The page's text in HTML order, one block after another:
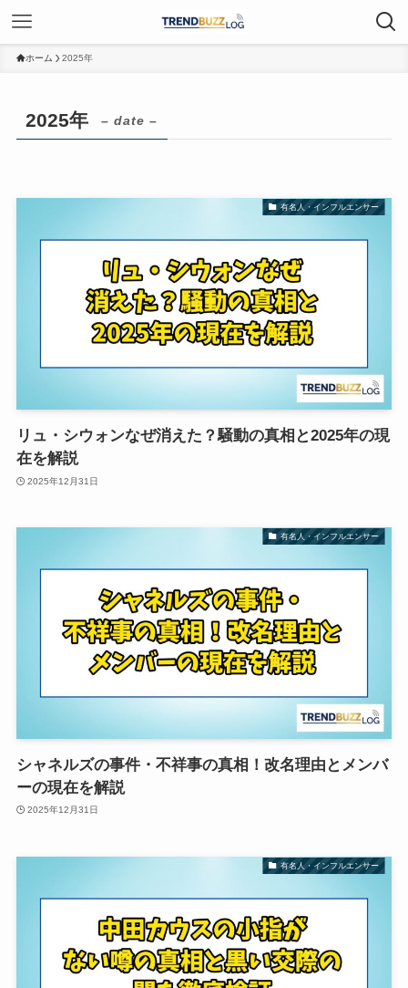
ホーム 2025年
2025年 – date –
有名人・インフルエンサー
リュ・シウォンなぜ消えた？騒動の真相と2025年の現
在を解説
2025年12月31日
有名人・インフルエンサー
シャネルズの事件・不祥事の真相！改名理由とメンバ
ーの現在を解説
2025年12月31日
有名人・インフルエンサー